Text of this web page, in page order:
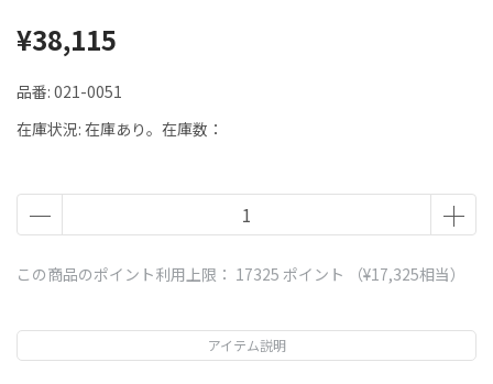
¥38,115
品番: 021-0051
在庫状況: 在庫あり。在庫数：
この商品のポイント利用上限： 17325 ポイント （¥17,325相当）
アイテム説明